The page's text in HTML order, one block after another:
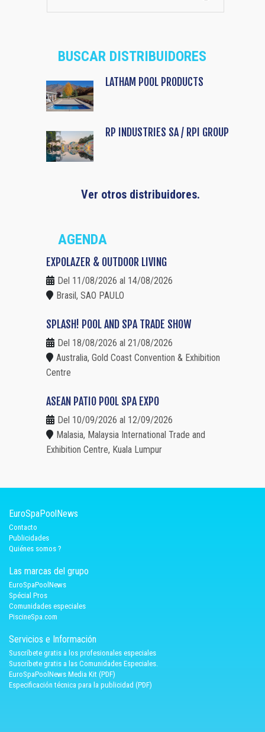
BUSCAR DISTRIBUIDORES
LATHAM POOL PRODUCTS
RP INDUSTRIES SA / RPI GROUP
Ver otros distribuidores.
AGENDA
EXPOLAZER & OUTDOOR LIVING
Del 11/08/2026 al 14/08/2026
Brasil, SAO PAULO
SPLASH! POOL AND SPA TRADE SHOW
Del 18/08/2026 al 21/08/2026
Australia, Gold Coast Convention & Exhibition
Centre
ASEAN PATIO POOL SPA EXPO
Del 10/09/2026 al 12/09/2026
Malasia, Malaysia International Trade and
Exhibition Centre, Kuala Lumpur
EuroSpaPoolNews
Contacto
Publicidades
Quiénes somos ?
Las marcas del grupo
EuroSpaPoolNews
Spécial Pros
Comunidades especiales
PiscineSpa.com
Servicios e Información
Suscríbete gratis a los profesionales especiales
Suscríbete gratis a las Comunidades Especiales.
EuroSpaPoolNews Media Kit (PDF)
Especificación técnica para la publicidad (PDF)